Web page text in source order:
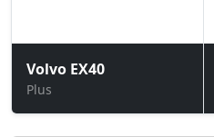
Volvo EX40
Plus